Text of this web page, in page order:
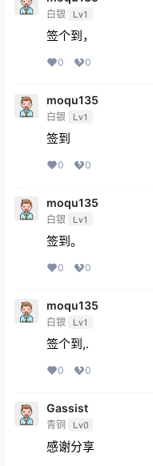
白银 Lv1
签个到，
0 0
moqu135
白银 Lv1
签到
0 0
moqu135
白银 Lv1
签到。
0 0
moqu135
白银 Lv1
签个到,.
0 0
Gassist
青铜 Lv0
感谢分享